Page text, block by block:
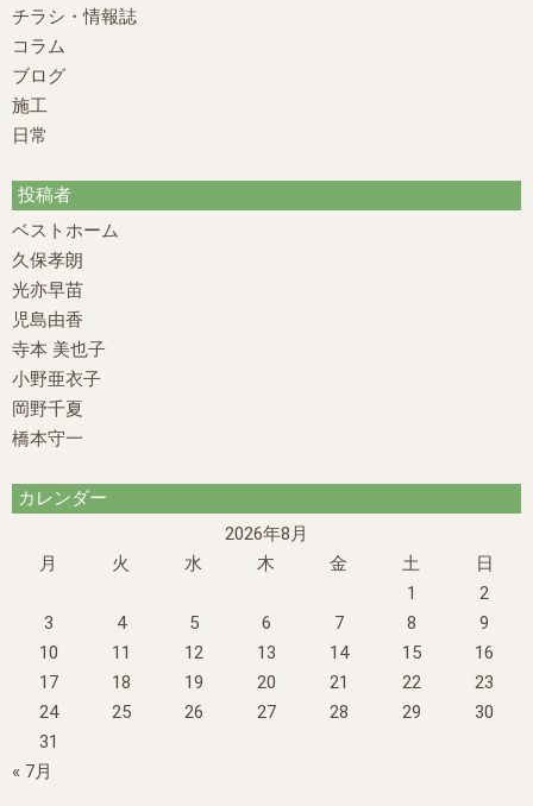
チラシ・情報誌
コラム
ブログ
施工
日常
投稿者
ベストホーム
久保孝朗
光亦早苗
児島由香
寺本 美也子
小野亜衣子
岡野千夏
橋本守一
カレンダー
2026年8月
月
火 水 木 金 土
日
1
2
3
4 5 6 7 8
9
10
11 12 13 14 15
16
17
18 19 20 21 22
23
24
25 26 27 28 29
30
31
« 7月